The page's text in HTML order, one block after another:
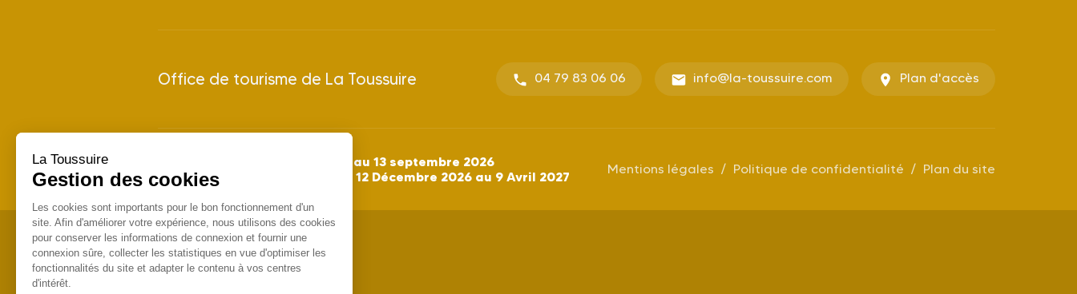
Office de tourisme de La Toussuire 04 79 83 06 06 info@la-toussuire.com Plan d'accès
28 juin au 13 septembre 2026
Saison Hiver 2026/2027 : du 12 Décembre 2026 au 9 Avril 2027 Mentions légales Politique de confidentialité Plan du site
La Toussuire
Gestion des cookies
Les cookies sont importants pour le bon fonctionnement d'un
site. Afin d'améliorer votre expérience, nous utilisons des cookies
pour conserver les informations de connexion et fournir une
connexion sûre, collecter les statistiques en vue d'optimiser les
fonctionnalités du site et adapter le contenu à vos centres
d'intérêt.